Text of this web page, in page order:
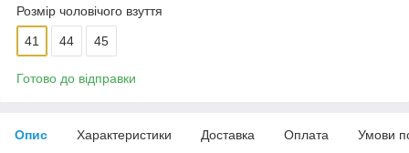
Розмір чоловічого взуття
41 44 45
Готово до відправки
Опис Характеристики Доставка Оплата Умови